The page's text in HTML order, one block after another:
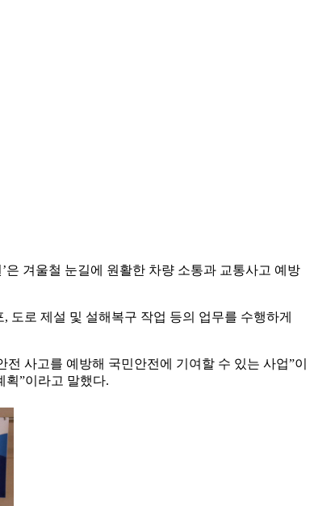
은 겨울철 눈길에 원활한 차량 소통과 교통사고 예방
도로 제설 및 설해복구 작업 등의 업무를 수행하게
사고를 예방해 국민안전에 기여할 수 있는 사업”이
획”이라고 말했다.